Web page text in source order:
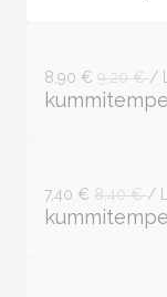
8,40 €
18,20 € / Läbi
tempel